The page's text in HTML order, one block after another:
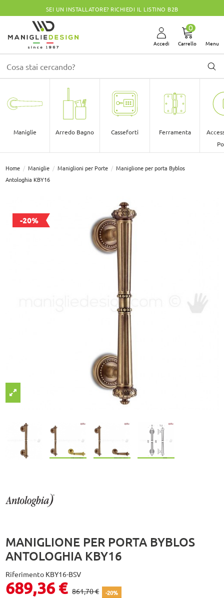
RICHIEDI IL LISTINO B2B CHIUSI PER FERIE
Accedi
0
Carrello Menu
Maniglie Arredo Bagno Casseforti Ferramenta
Home Maniglie Maniglioni per Porte
Maniglione per porta Byblos
Antologhia KBY16
-20%
MANIGLIONE PER PORTA BYBLOS
ANTOLOGHIA KBY16
Riferimento KBY16-BSV
689,36 € 861,70 € -20%